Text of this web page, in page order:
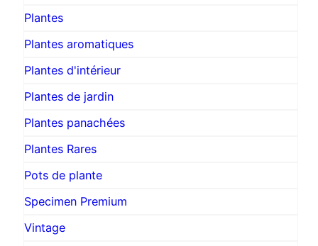
Plantes
Plantes aromatiques
Plantes d'intérieur
Plantes de jardin
Plantes panachées
Plantes Rares
Pots de plante
Specimen Premium
Vintage